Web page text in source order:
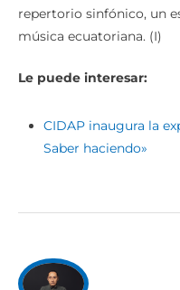
repertorio sinfónico, un
música ecuatoriana. (I)
Le puede interesar:
CIDAP inaugura la
Saber haciendo»